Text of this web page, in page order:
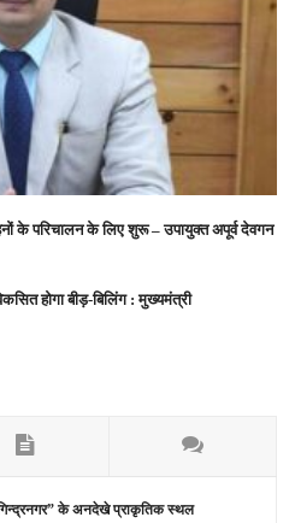
के परिचालन के लिए शुरू – उपायुक्त अपूर्व देवगन
होगा बीड़-बिलिंग : मुख्यमंत्री
के अनदेखे प्राकृतिक स्थल